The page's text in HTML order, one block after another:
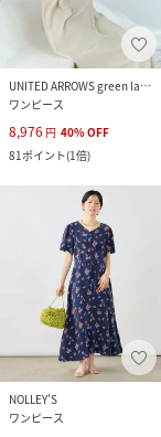
UNITED ARROWS green label relaxing
ワンピース
8,976 円 40%OFF
81ポイント(1倍)
NOLLEY'S
ワンピース